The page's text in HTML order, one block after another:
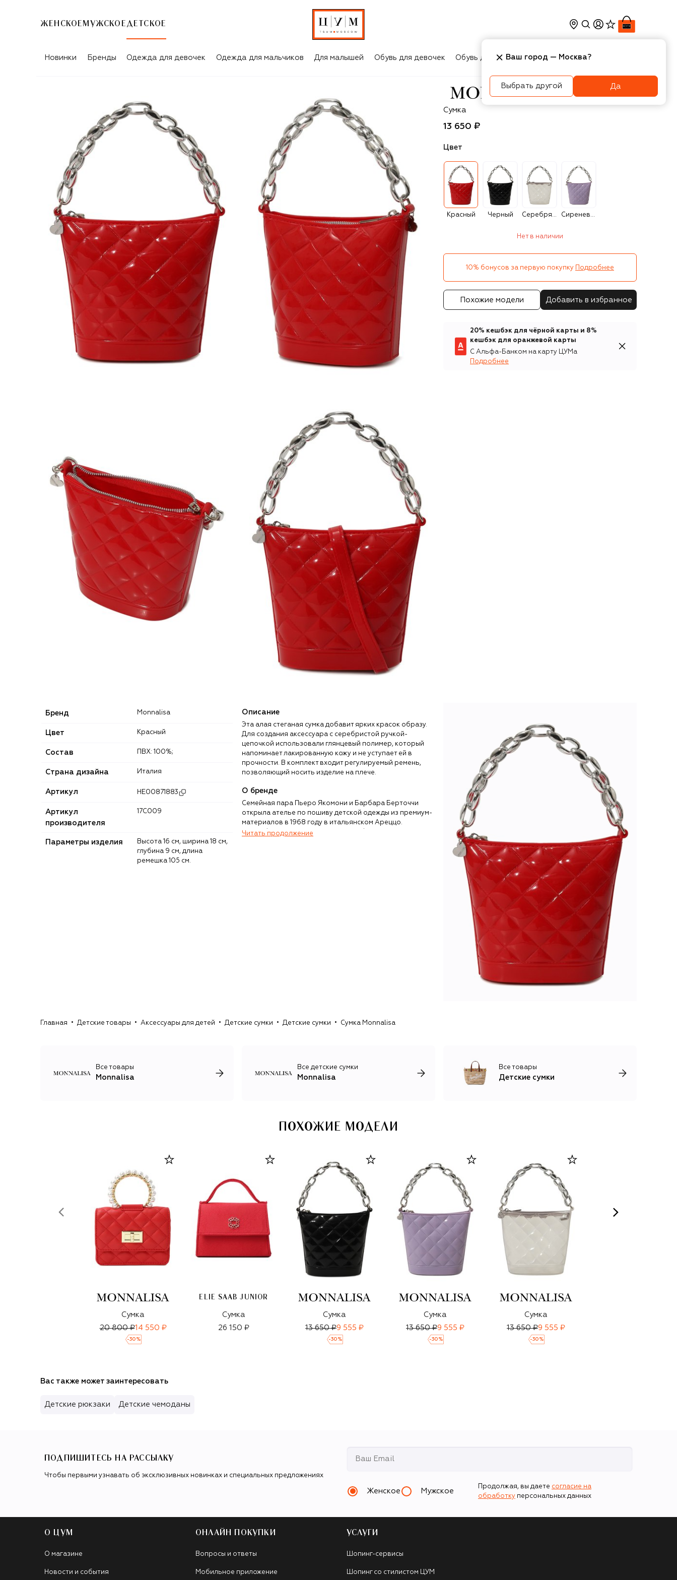
ЖЕНСКОЕ МУЖСКОЕ ДЕТСКОЕ
Новинки Бренды Одежда для девочек Одежда для мальчиков Для малышей Обувь для девочек Обувь для мальчиков Игрушки Аксесcуары
Monnalisa
Сумка
13 650 ₽
Цвет
Красный Черный Серебряный Сиреневый
Нет в наличии
10% бонусов за первую покупку Подробнее
Похожие модели Добавить в избранное
20% кешбэк для чёрной карты и 8%
кешбэк для оранжевой карты
С Альфа-Банком на карту ЦУМа
Подробнее
Бренд Monnalisa
Цвет Красный
Состав ПВХ: 100%;
Страна дизайна Италия
Артикул HE00871883
Артикул
производителя
17C009
Параметры изделия
Высота 16 см, ширина 18 см,
глубина 9 см, длина
ремешка 105 см.
Описание
Эта алая стеганая сумка добавит ярких красок образу.
Для создания аксессуара с серебристой ручкой-
цепочкой использовали глянцевый полимер, который
напоминает лакированную кожу и не уступает ей в
прочности. В комплект входит регулируемый ремень,
позволяющий носить изделие на плече.
О бренде
Семейная пара Пьеро Якомони и Барбара Берточчи
открыла ателье по пошиву детской одежды из премиум-
материалов в 1968 году в итальянском Ареццо.
Прорабатывая каждую деталь и добиваясь
повседневные футболки и джинсы, утепленные зимние
актуальных взрослых силуэтов.
Читать продолжение
Главная Детские товары Аксессуары для детей Детские сумки Детские сумки Сумка Monnalisa
Все товары
Monnalisa
Все детские сумки
Monnalisa
Все товары
Детские сумки
ПОХОЖИЕ МОДЕЛИ
Сумка
20 800 ₽14 550 ₽
-30 %
ELIE SAAB JUNIOR
Сумка
26 150 ₽
Сумка
13 650 ₽9 555 ₽
-30 %
Сумка
13 650 ₽9 555 ₽
-30 %
Сумка
13 650 ₽9 555 ₽
-30 %
Вас также может заинтересовать
Детские рюкзаки Детские чемоданы
ПОДПИШИТЕСЬ НА РАССЫЛКУ
Чтобы первыми узнавать об эксклюзивных новинках и специальных предложениях
Женское Мужское
Продолжая, вы даете согласие на
обработку персональных данных
О ЦУМ
О магазине
Новости и события
ОНЛАЙН ПОКУПКИ
Вопросы и ответы
Мобильное приложение
УСЛУГИ
Шопинг-сервисы
Шопинг со стилистом ЦУМ
Ваш город — Москва?
Выбрать другой Да